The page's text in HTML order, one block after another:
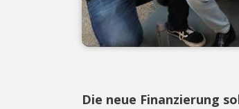
Die neue Finanzierung